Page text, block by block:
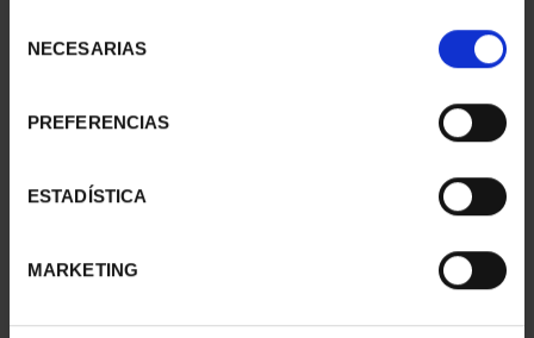
NECESARIAS
PREFERENCIAS
ESTADÍSTICA
MARKETING
PROVINCIA 1
Sólo para usuarios
SUSCRIPCIÓN
CAPITALES DE
PROVINCIA 2
Sólo para usuarios
registrados